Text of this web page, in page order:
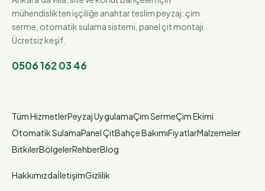
mühendislikten işçiliğe anahtar teslim peyzaj: çim
serme, otomatik sulama sistemi, panel çit montajı.
Ücretsiz keşif.
0506 162 03 46
Tüm HizmetlerPeyzaj UygulamaÇim SermeÇim Ekimi
Otomatik SulamaPanel ÇitBahçe BakımıFiyatlarMalzemeler
BitkilerBölgelerRehberBlog
HakkımızdaİletişimGizlilik